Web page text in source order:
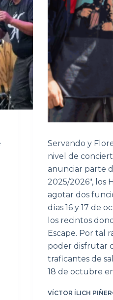
Servando y
nivel de
anunciar parte
2025/2026", los
agotar dos
días 16 y 17 de
los recintos
Escape. Por tal
poder disfrutar
traficantes de
18 de octubre
VÍCTOR ÍLICH